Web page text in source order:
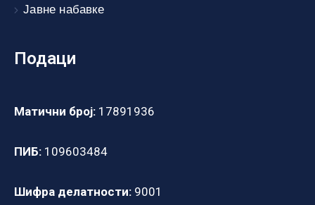
Јавне набавке
Подаци
Матични број: 17891936
ПИБ: 109603484
Шифра делатности: 9001